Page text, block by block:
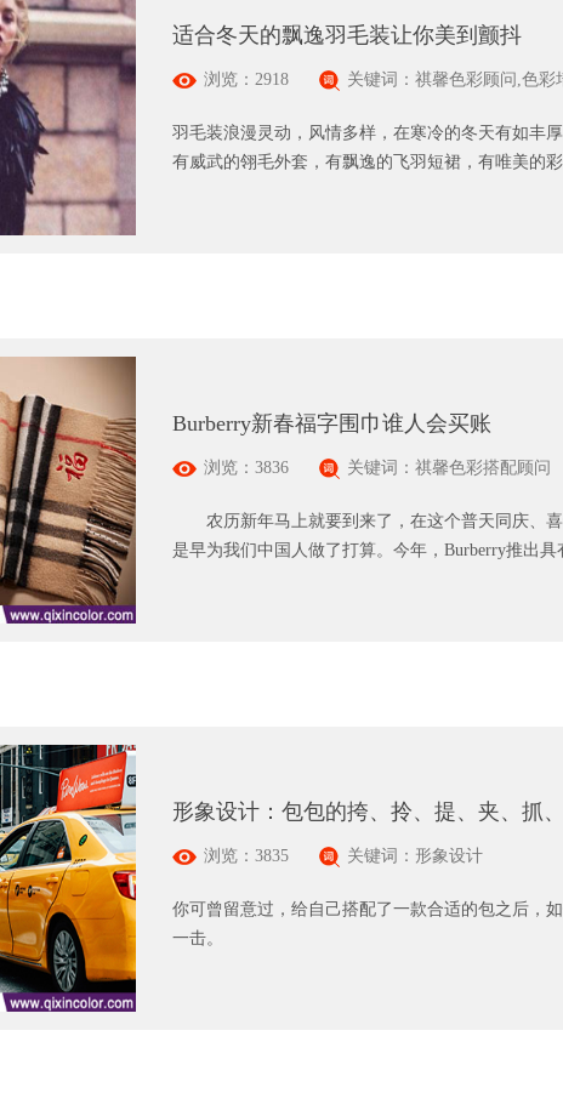
适合冬天的飘逸羽毛装让你美到颤抖
浏览：2918 关键词：祺馨色彩顾问,色彩
羽毛装浪漫灵动，风情多样，在寒冷的冬天有如丰
有威武的翎毛外套，有飘逸的飞羽短裙，有唯美
Burberry新春福字围巾谁人会买账
浏览：3836 关键词：祺馨色彩搭配顾问
农历新年马上就要到来了，在这个普天同庆、喜
是早为我们中国人做了打算。今年，Burberry推出
形象设计：包包的挎、拎、提、夹、
浏览：3835 关键词：形象设计
你可曾留意过，给自己搭配了一款合适的包之后，
一击。